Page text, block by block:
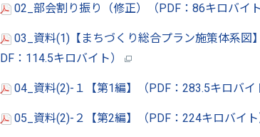
02_部会割り振り（修正）（PDF：86キロバイ
03_資料(1)【まちづくり総合プラン施策体系図
DF：114.5キロバイト）
04_資料(2)-１【第1編】（PDF：283.5キロバイ
05_資料(2)-２【第2編】（PDF：224キロバイト